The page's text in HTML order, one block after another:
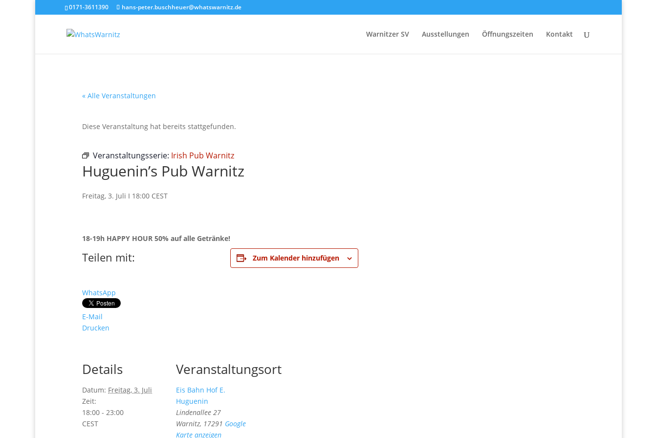
0171-3611390 hans-peter.buschheuer@whatswarnitz.de
Warnitzer SV Ausstellungen Öffnungszeiten Kontakt
« Alle Veranstaltungen
Diese Veranstaltung hat bereits stattgefunden.
Veranstaltungsserie: Irish Pub Warnitz
Huguenin’s Pub Warnitz
Freitag, 3. Juli I 18:00 CEST
18-19h HAPPY HOUR 50% auf alle Getränke!
Teilen mit:
WhatsApp
E-Mail
Drucken
Zum Kalender hinzufügen
Details
Datum: Freitag, 3. Juli
Zeit:
18:00 - 23:00
CEST
Veranstaltungsort
Eis Bahn Hof E.
Huguenin
Lindenallee 27
Warnitz, 17291 Google
Karte anzeigen